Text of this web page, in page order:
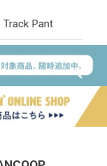
Track Pant